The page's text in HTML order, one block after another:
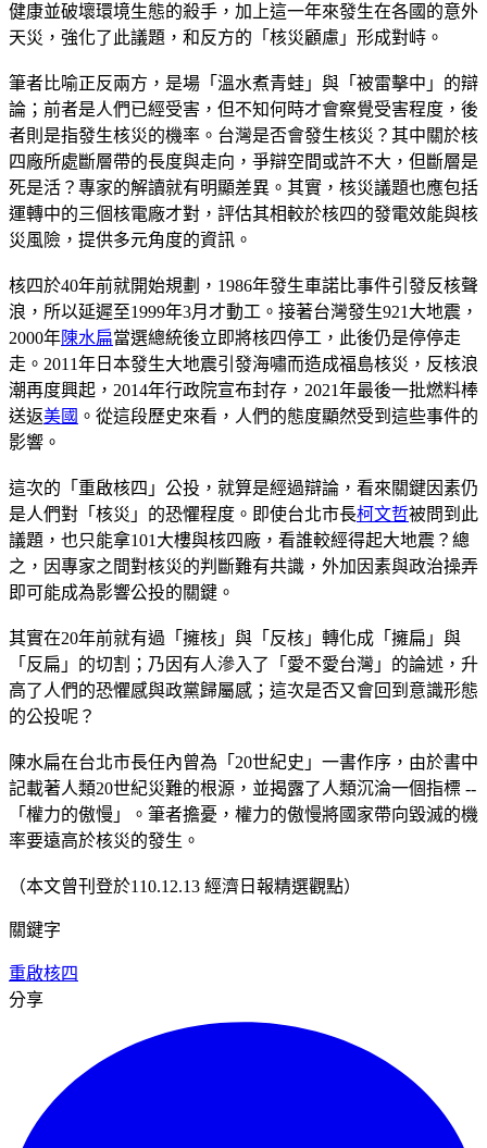
健康並破壞環境生態的殺手，加上這一年來發生在各國的意外
天災，強化了此議題，和反方的「核災顧慮」形成對峙。
筆者比喻正反兩方，是場「溫水煮青蛙」與「被雷擊中」的辯
論；前者是人們已經受害，但不知何時才會察覺受害程度，後
者則是指發生核災的機率。台灣是否會發生核災？其中關於核
四廠所處斷層帶的長度與走向，爭辯空間或許不大，但斷層是
死是活？專家的解讀就有明顯差異。其實，核災議題也應包括
運轉中的三個核電廠才對，評估其相較於核四的發電效能與核
災風險，提供多元角度的資訊。
核四於40年前就開始規劃，1986年發生車諾比事件引發反核聲
浪，所以延遲至1999年3月才動工。接著台灣發生921大地震，
2000年陳水扁當選總統後立即將核四停工，此後仍是停停走
走。2011年日本發生大地震引發海嘯而造成福島核災，反核浪
潮再度興起，2014年行政院宣布封存，2021年最後一批燃料棒
送返美國 。從這段歷史來看，人們的態度顯然受到這些事件的
影響。
這次的「重啟核四」公投，就算是經過辯論，看來關鍵因素仍
是人們對「核災」的恐懼程度。即使台北市長柯文哲被問到此
議題，也只能拿101大樓與核四廠，看誰較經得起大地震？總
之，因專家之間對核災的判斷難有共識，外加因素與政治操弄
即可能成為影響公投的關鍵。
其實在20年前就有過「擁核」與「反核」轉化成「擁扁」與
「反扁」的切割；乃因有人滲入了「愛不愛台灣」的論述，升
高了人們的恐懼感與政黨歸屬感；這次是否又會回到意識形態
的公投呢？
陳水扁在台北市長任內曾為「20世紀史」一書作序，由於書中
記載著人類20世紀災難的根源，並揭露了人類沉淪一個指標 --
「權力的傲慢」。筆者擔憂，權力的傲慢將國家帶向毀滅的機
率要遠高於核災的發生。
（本文曾刊登於110.12.13 經濟日報精選觀點）
關鍵字
重啟核四
分享